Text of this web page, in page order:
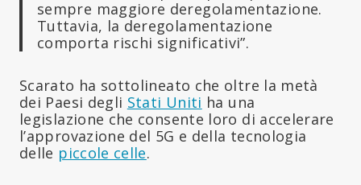
sempre maggiore deregolamentazione.
Tuttavia, la deregolamentazione
comporta rischi significativi”.
Scarato ha sottolineato che oltre la metà
dei Paesi degli Stati Uniti ha una
legislazione che consente loro di accelerare
l’approvazione del 5G e della tecnologia
delle piccole celle.